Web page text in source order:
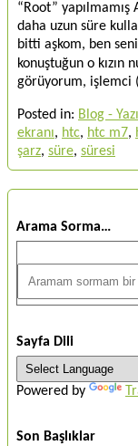
“Root”
daha uzun süre
bitti aşkom, ben
konuştuğun o
görüyorum, işlemci
Posted in: Blog -
ekranı, htc, htc m7,
şarz, süre, süresi
Arama Sorma…
Sayfa Dili
Powered by
Son Başlıklar